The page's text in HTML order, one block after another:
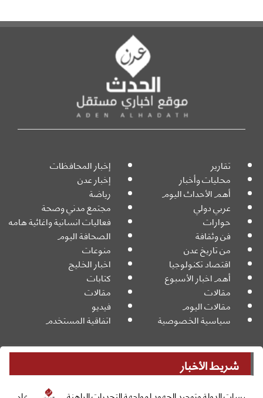
شريط الأخبار
تقارير إخبار المحافظات
محليات وأخبار إخبار عدن
أهم الأحداث اليوم رياضة
عربي دولي مجتمع مدني وصحة
حوارات فعاليات انسانية واغاثية هامه
فن وثقافة الصحافة اليوم
من تاريخ عدن منوعات
اقتصاد تكنولوجيا اخبار الخليج
أهم اخبار الأسبوع كتابات
مقالات مقالات
مقالات اليوم فيديو
سياسية الخصوصية اتفاقية المستخدم
جميع الحقوق محفوظة
© 2026